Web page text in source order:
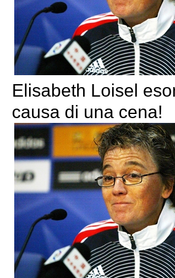
Elisabeth Loisel
causa di una cena!